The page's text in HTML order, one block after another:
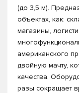
(до 3,5 м).
объектах, как:
магазины,
американского
двойную мачту,
качества.
разы сокращает